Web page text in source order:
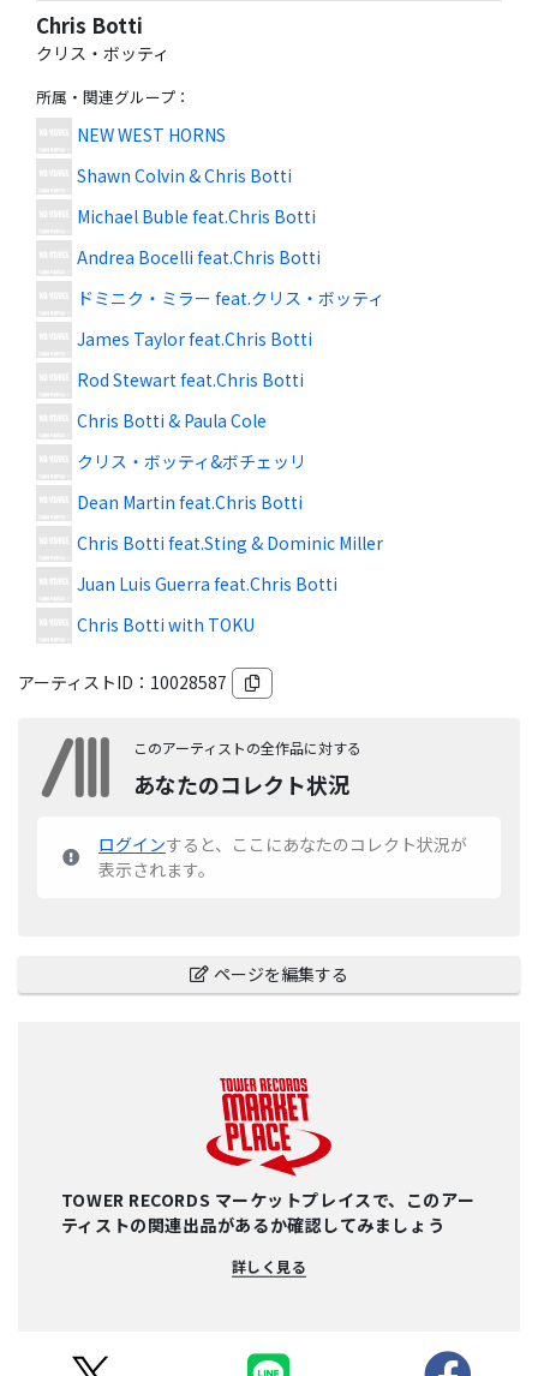
Chris Botti
クリス・ボッティ
所属・関連グループ ：
NEW WEST HORNS
Shawn Colvin & Chris Botti
Michael Buble feat.Chris Botti
Andrea Bocelli feat.Chris Botti
ドミニク・ミラー feat.クリス・ボッティ
James Taylor feat.Chris Botti
Rod Stewart feat.Chris Botti
Chris Botti & Paula Cole
クリス・ボッティ&ボチェッリ
Dean Martin feat.Chris Botti
Chris Botti feat.Sting & Dominic Miller
Juan Luis Guerra feat.Chris Botti
Chris Botti with TOKU
アーティストID： 10028587
このアーティストの全作品に対する
あなたのコレクト状況
ログインすると、ここにあなたのコレクト状況が
表示されます。
ページを編集する
TOWER RECORDS マーケットプレイスで、このアー
ティストの関連出品があるか確認してみましょう
詳しく見る